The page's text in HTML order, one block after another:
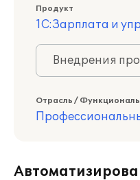
Продукт
1С:Зарплата и
Внедрения
Отрасль /